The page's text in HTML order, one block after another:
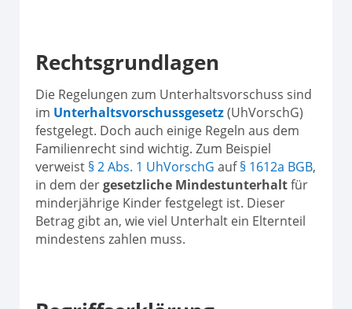
Rechtsgrundlagen
Die Regelungen zum Unterhaltsvorschuss sind
im Unterhaltsvorschussgesetz(UhVorschG)
festgelegt. Doch auch einige Regeln aus dem
Familienrecht sind wichtig. Zum Beispiel
verweist § 2 Abs. 1 UhVorschG auf§ 1612a BGB,
in dem dergesetzliche Mindestunterhaltfür
minderjährige Kinder festgelegt ist. Dieser
Betrag gibt an, wie viel Unterhalt ein Elternteil
mindestens zahlen muss.